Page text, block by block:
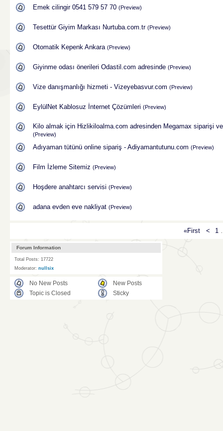
Emek cilingir 0541 579 57 70 (Preview)
Tesettür Giyim Markası Nurtuba.com.tr (Preview)
Otomatik Kepenk Ankara (Preview)
Giyinme odası önerileri Odastil.com adresinde (Preview)
Vize danışmanlığı hizmeti - Vizeyebasvur.com (Preview)
EylülNet Kablosuz İnternet Çözümleri (Preview)
Kilo almak için Hizlikiloalma.com adresinden Megamax siparişi
(Preview)
Adıyaman tütünü online sipariş - Adiyamantutunu.com (Preview)
Film İzleme Sitemiz (Preview)
Hoşdere anahtarcı servisi (Preview)
adana evden eve nakliyat (Preview)
«First < 1
Forum Information
Total Posts: 17722
Moderator: nullsix
No New Posts
New Posts
Topic is Closed
Sticky